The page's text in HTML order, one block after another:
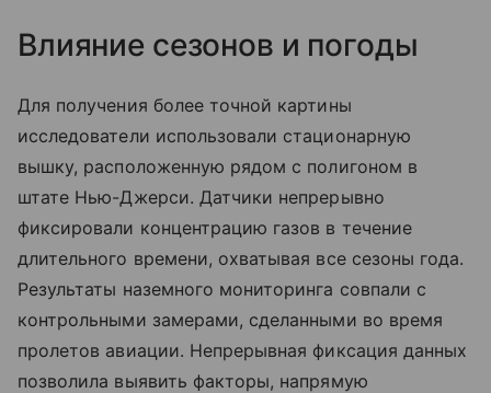
Влияние сезонов и погоды
Для получения более точной картины
исследователи использовали стационарную
вышку, расположенную рядом с полигоном в
штате Нью-Джерси. Датчики непрерывно
фиксировали концентрацию газов в течение
длительного времени, охватывая все сезоны года.
Результаты наземного мониторинга совпали с
контрольными замерами, сделанными во время
пролетов авиации. Непрерывная фиксация данных
позволила выявить факторы, напрямую